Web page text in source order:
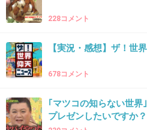
マーメイドラグーン大好
42. 匿名2019/04/09(火) 21:03:09
228コメント
【実況・感想】ザ！世
678コメント
｢マツコの知らない世
プレゼンしたいですか？